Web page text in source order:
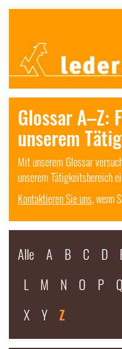
Glossar A–Z:
unserem
Mit unserem Glossar
unserem Tätigkeitsbereich
Kontaktieren Sie uns, wenn
Alle A B C D
L
M N O P Q
X
Y Z